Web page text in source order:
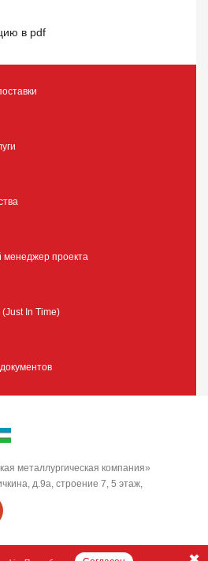
в pdf
менеджер проекта
(Just In Time)
металлургическая компания»
д.9а, строение 7, 5 этаж,